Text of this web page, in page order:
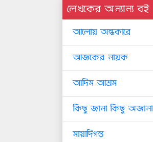
লেখকের অন্যান্য বই
আলোয় অন্ধকারে
আজকের নায়ক
আদিম আশ্রম
কিছু জানা কিছু অজানা
মায়াদিগন্ত